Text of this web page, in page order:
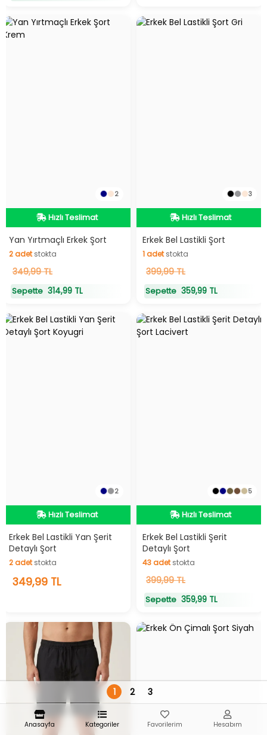
2
Hızlı Teslimat
Hızlı Teslimat
Yan Yırtmaçlı Erkek Şort
2adetstokta
2adetstokta
349,99 TL
Sepette 314,99 TL
3
Hızlı Teslimat
Hızlı Teslimat
Erkek Bel Lastikli Şort
1adetstokta
adetstokta
399,99 TL
Sepette 359,99 TL
2
Hızlı Teslimat
Hızlı Teslimat
Erkek Bel Lastikli Yan Şerit
Detaylı Şort
2adetstokta
2adet stokta
349,99 TL
5
Hızlı Teslimat
Hızlı Teslimat
Erkek Bel Lastikli Şerit
Detaylı Şort
43adetstokta
43adetstokta
399,99 TL
Sepette 359,99 TL
1 2 3
Anasayfa Kategoriler Favorilerim Hesabım